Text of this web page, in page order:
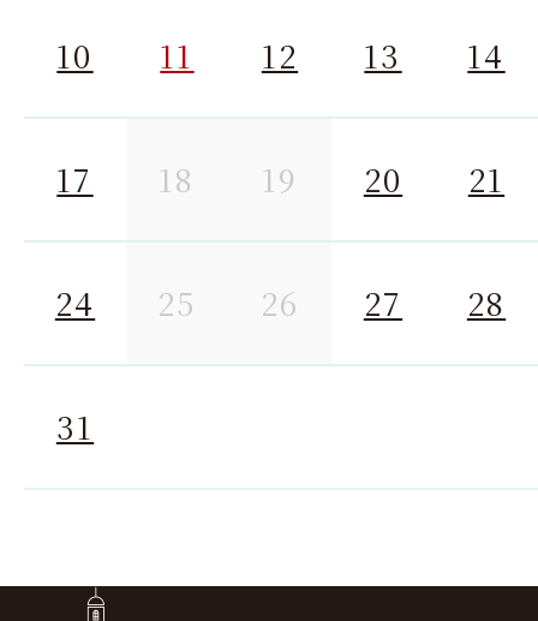
10 11 12 13 14
17 18 19 20 21
24 25 26 27 28
31